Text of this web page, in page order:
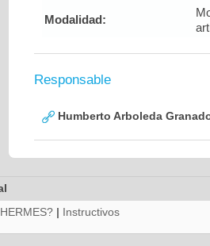
Modalidad:
Responsable
Humberto Arboleda
| Instructivos